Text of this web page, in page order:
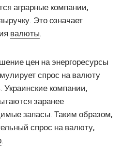
аграрные компании,
Это означает
валюты.
цен на энергоресурсы
спрос на валюту
Украинские компании,
заранее
запасы. Таким образом,
спрос на валюту,
.